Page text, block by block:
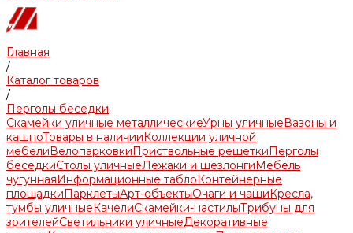
Главная
/
Каталог товаров
/
Перголы беседки
Скамейки уличные металлическиеУрны уличныеВазоны и
кашпоТовары в наличииКоллекции уличной
мебелиВелопарковкиПриствольные решеткиПерголы
беседкиСтолы уличныеЛежаки и шезлонгиМебель
чугуннаяИнформационные таблоКонтейнерные
площадкиПарклетыАрт-объектыОчаги и чашиКресла,
тумбы уличныеКачелиСкамейки-настилыТрибуны для
зрителейСветильники уличныеДекоративные